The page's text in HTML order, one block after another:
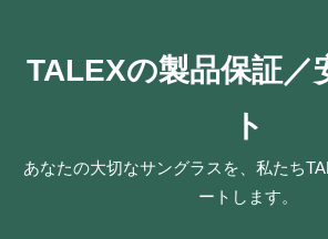
TALEXの製品保証／
ト
あなたの大切なサングラスを、私たち
ートします。